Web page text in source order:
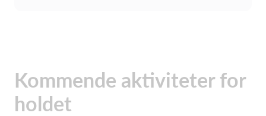
Kommende aktiviteter for
holdet